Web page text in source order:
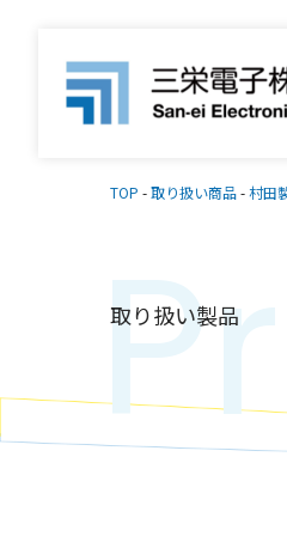
TOP -取り扱い商品-村田
取り扱い製品